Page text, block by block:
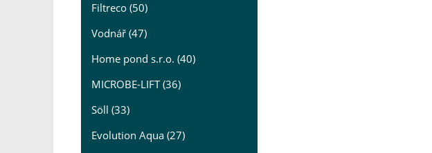
Filtreco (50)
Vodnář (47)
Home pond s.r.o. (40)
MICROBE-LIFT (36)
Söll (33)
Evolution Aqua (27)